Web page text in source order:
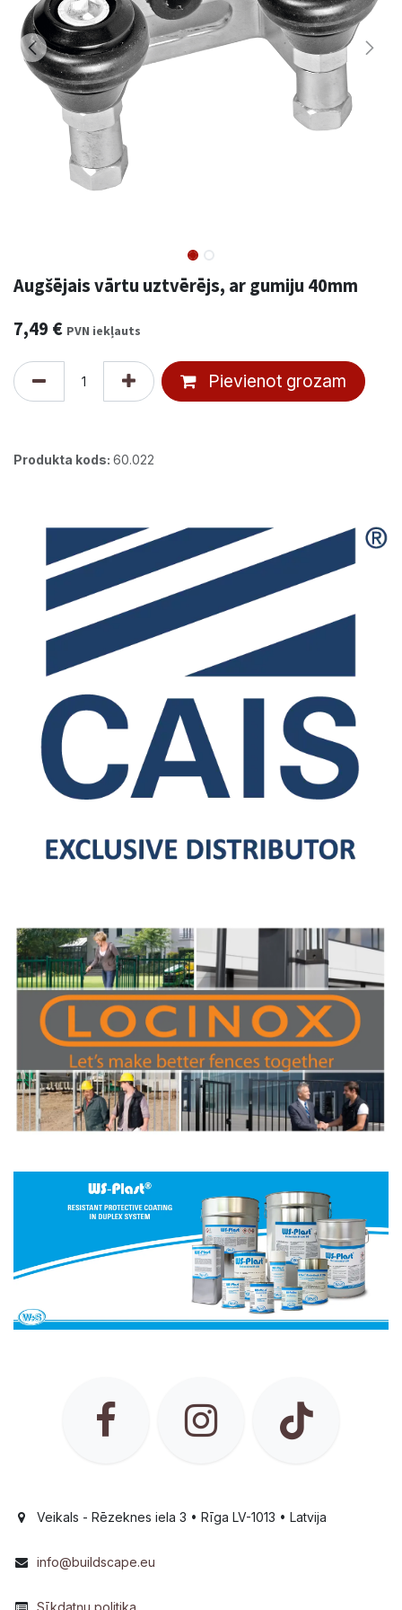
Augšējais vārtu uztvērējs, ar gumiju 40mm
7,49 € PVN iekļauts
Pievienot grozam
Produkta kods: 60.022
Veikals - Rēzeknes iela 3 • Rīga LV-1013 • Latvija
info@buildscape.eu
Sīkdatņu politika